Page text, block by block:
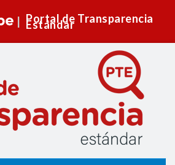
Portal de Transparencia
Estándar